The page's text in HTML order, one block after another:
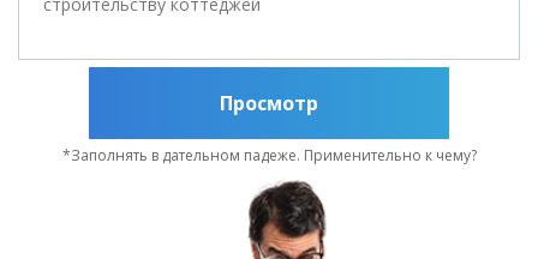
Просмотр
*Заполнять в дательном падеже. Применительно к чему?